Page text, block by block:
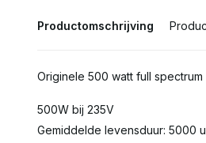
Productomschrijving
Originele 500 watt full
500W bij 235V
Gemiddelde levensduur: 5000